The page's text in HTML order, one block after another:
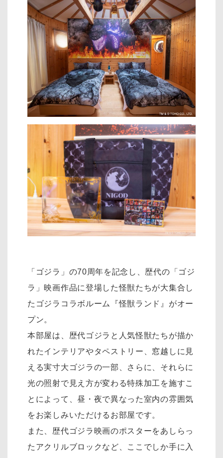
「ゴジラ」の70周年を記念し、歴代の「ゴジ
ラ」映画作品に登場した怪獣たちが大集合し
たゴジラコラボルーム『怪獣ランド』がオー
プン。
本部屋は、歴代ゴジラと人気怪獣たちが描か
れたインテリアやタペストリー、窓越しに見
える実寸大ゴジラの一部、さらに、それらに
光の照射で見え方が変わる特殊加工を施すこ
とによって、昼・夜で異なった室内の雰囲気
をお楽しみいただけるお部屋です。
また、歴代ゴジラ映画のポスターをあしらっ
たアクリルブロックなど、ここでしか手に入